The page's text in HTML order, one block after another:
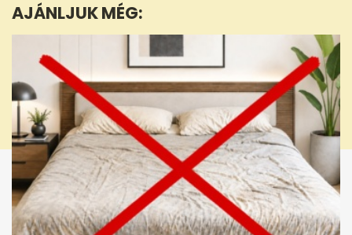
6
seconds
AJÁNLJUK MÉG: